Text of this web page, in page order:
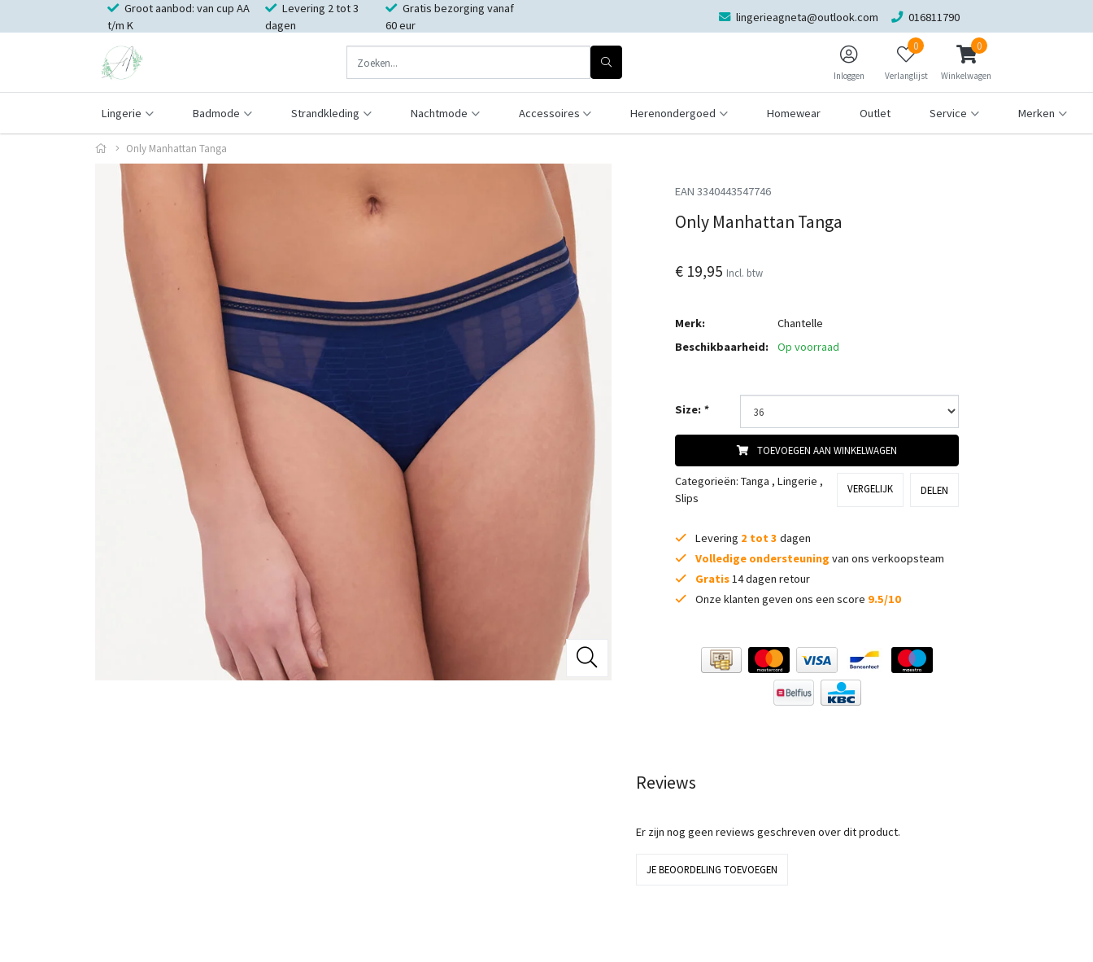
Groot aanbod: van cup AA
t/m K
Levering 2 tot 3
dagen
Gratis bezorging vanaf
60 eur
lingerieagneta@outlook.com 016811790
Inloggen
0
Verlanglijst
0
Winkelwagen
Lingerie Badmode Strandkleding Nachtmode Accessoires Herenondergoed Homewear Outlet Service Merken
Only Manhattan Tanga
EAN 3340443547746
Only Manhattan Tanga
€ 19,95 Incl. btw
Merk:
Chantelle
Beschikbaarheid:
Op voorraad
Size: *
TOEVOEGEN AAN WINKELWAGEN
Categorieën: Tanga , Lingerie ,
Slips
VERGELIJK DELEN
Levering 2 tot 3 dagen
Volledige ondersteuning van ons verkoopsteam
Gratis14 dagen retour
Onze klanten geven ons een score 9.5/10
Reviews
Er zijn nog geen reviews geschreven over dit product.
JE BEOORDELING TOEVOEGEN